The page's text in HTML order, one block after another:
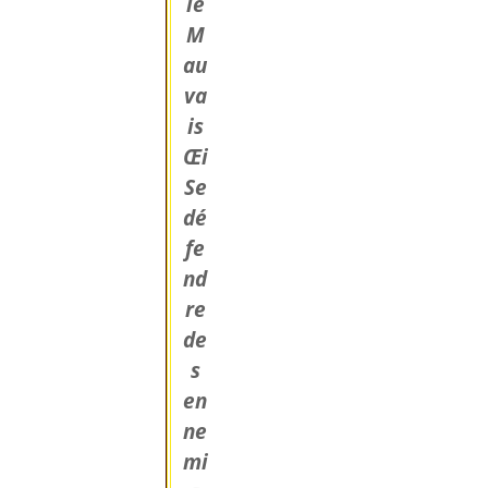
M
au
va
is
Œi
Se
dé
fe
nd
re
de
s
en
ne
mi